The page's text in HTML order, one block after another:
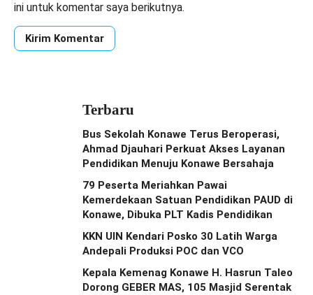
ini untuk komentar saya berikutnya.
Terbaru
Bus Sekolah Konawe Terus Beroperasi,
Ahmad Djauhari Perkuat Akses Layanan
Pendidikan Menuju Konawe Bersahaja
79 Peserta Meriahkan Pawai
Kemerdekaan Satuan Pendidikan PAUD di
Konawe, Dibuka PLT Kadis Pendidikan
KKN UIN Kendari Posko 30 Latih Warga
Andepali Produksi POC dan VCO
Kepala Kemenag Konawe H. Hasrun Taleo
Dorong GEBER MAS, 105 Masjid Serentak